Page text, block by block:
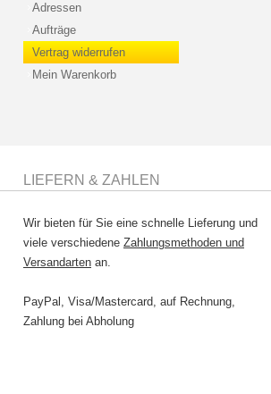
Adressen
Aufträge
Vertrag widerrufen
Mein Warenkorb
LIEFERN & ZAHLEN
Wir bieten für Sie eine schnelle Lieferung und
viele verschiedene Zahlungsmethoden und
Versandarten an.
PayPal, Visa/Mastercard, auf Rechnung,
Zahlung bei Abholung